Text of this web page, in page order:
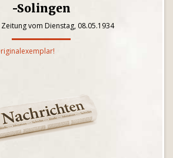
-Solingen
vom Dienstag, 08.05.1934